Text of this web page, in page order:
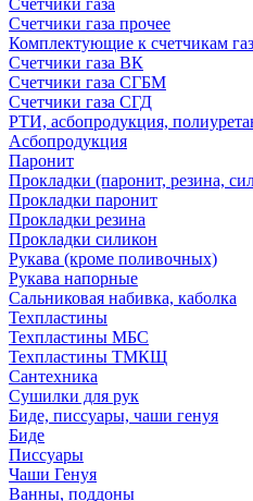
Счетчики газа
Счетчики газа прочее
Комплектующие к счетчикам
Счетчики газа ВК
Счетчики газа СГБМ
Счетчики газа СГД
РТИ, асбопродукция,
Асбопродукция
Паронит
Прокладки (паронит, резина,
Прокладки паронит
Прокладки резина
Прокладки силикон
Рукава (кроме поливочных)
Рукава напорные
Сальниковая набивка, каболка
Техпластины
Техпластины МБС
Техпластины ТМКЩ
Сантехника
Сушилки для рук
Биде, писсуары, чаши генуя
Биде
Писсуары
Чаши Генуя
Ванны, поддоны